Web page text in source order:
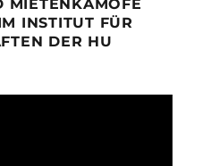
MIETENKÄMOFE
INSTITUT FÜR
DER HU